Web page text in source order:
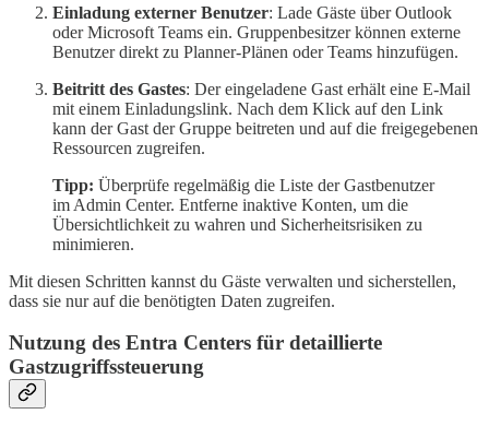
Einladung externer Benutzer: Lade Gäste über Outlook
oder Microsoft Teams ein. Gruppenbesitzer können externe
Benutzer direkt zu Planner-Plänen oder Teams hinzufügen.
Beitritt des Gastes: Der eingeladene Gast erhält eine E-Mail
mit einem Einladungslink. Nach dem Klick auf den Link
kann der Gast der Gruppe beitreten und auf die freigegebenen
Ressourcen zugreifen.
Tipp: Überprüfe regelmäßig die Liste der Gastbenutzer
im Admin Center. Entferne inaktive Konten, um die
Übersichtlichkeit zu wahren und Sicherheitsrisiken zu
minimieren.
Mit diesen Schritten kannst du Gäste verwalten und sicherstellen,
dass sie nur auf die benötigten Daten zugreifen.
Nutzung des Entra Centers für detaillierte
Gastzugriffssteuerung